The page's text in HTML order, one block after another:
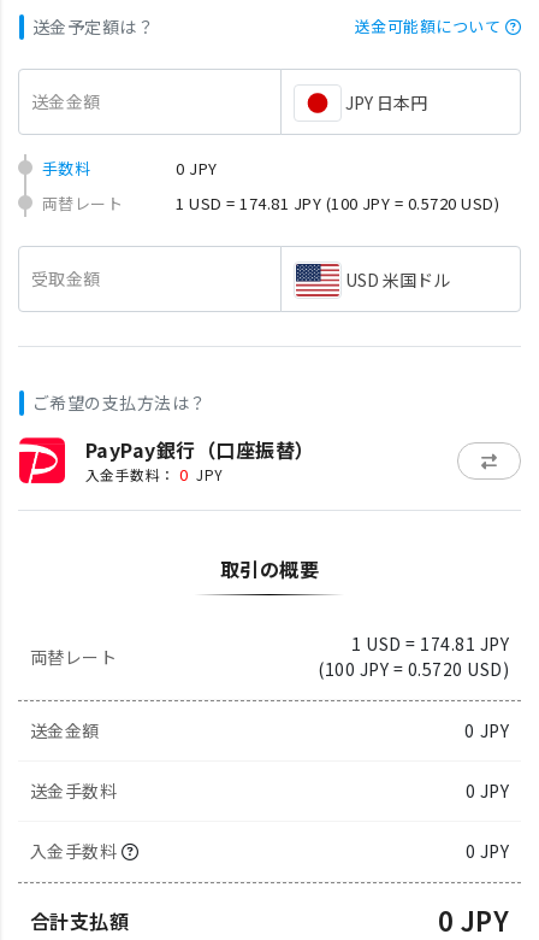
送金予定額は？ 送金可能額について
送金金額 JPY 日本円
手数料
0 JPY
両替レート
1 USD = 174.81 JPY (100 JPY = 0.5720 USD)
受取金額 USD 米国ドル
ご希望の支払方法は？
PayPay銀行（口座振替）
入金手数料： 0 JPY
取引の概要
両替レート
1 USD = 174.81 JPY
(100 JPY = 0.5720 USD)
送金金額 0 JPY
送金手数料 0 JPY
入金手数料 0 JPY
合計支払額 0 JPY